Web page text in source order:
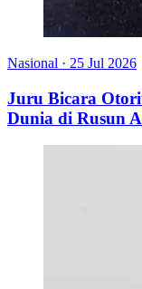
Nasional · 25 Jul 2026
Juru Bicara
Dunia di Rusun